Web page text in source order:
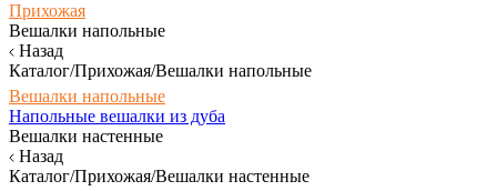
Прихожая
Вешалки напольные
Назад
Каталог/Прихожая/Вешалки напольные
Вешалки напольные
Напольные вешалки из дуба
Вешалки настенные
Назад
Каталог/Прихожая/Вешалки настенные